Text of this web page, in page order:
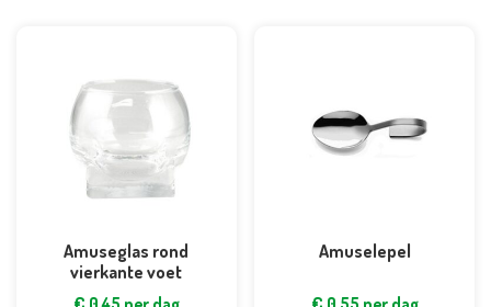
Amuseglas rond
vierkante voet
Amuselepel